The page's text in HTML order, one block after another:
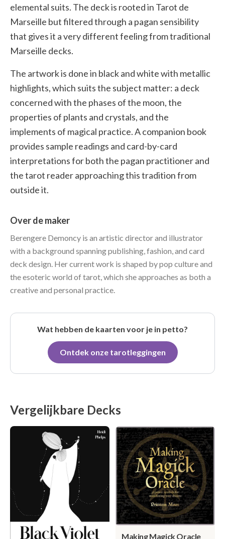
elemental suits. The deck is rooted in Tarot de
Marseille but filtered through a pagan sensibility
that gives it a very different feeling from traditional
Marseille decks.
The artwork is done in black and white with metallic
highlights, which suits the subject matter: a deck
concerned with the phases of the moon, the
properties of plants and crystals, and the
implements of magical practice. A companion book
provides sample readings and card-by-card
interpretations for both the pagan practitioner and
the tarot reader approaching this tradition from
outside it.
Over de maker
Berengere Demoncy is an artistic director and illustrator
with a background spanning publishing, fashion, and card
deck design. Her current work is shaped by pop culture and
the esoteric world of tarot, which she approaches as both a
creative and personal practice.
Wat hebben de kaarten voor je in petto?
Ontdek onze tarotleggingen
Vergelijkbare Decks
Making Magick Oracle